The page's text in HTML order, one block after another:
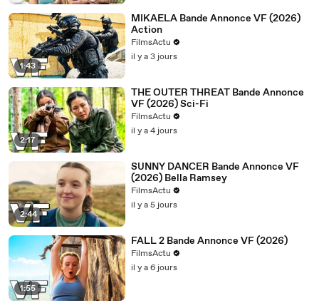
1:43
MIKAELA Bande Annonce VF (2026)
Action
FilmsActu
il y a 3 jours
2:17
THE OUTER THREAT Bande Annonce
VF (2026) Sci-Fi
FilmsActu
il y a 4 jours
2:44
SUNNY DANCER Bande Annonce VF
(2026) Bella Ramsey
FilmsActu
il y a 5 jours
1:55
FALL 2 Bande Annonce VF (2026)
FilmsActu
il y a 6 jours